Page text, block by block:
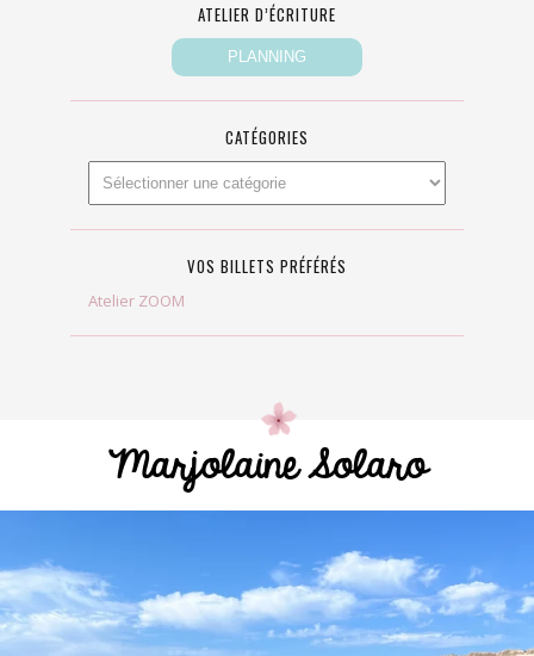
ATELIER D’ÉCRITURE
CATÉGORIES
VOS BILLETS PRÉFÉRÉS
Atelier ZOOM
Marjolaine Solaro